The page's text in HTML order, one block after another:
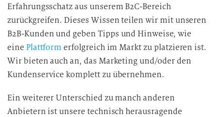
Erfahrungsschatz aus unserem B2C-Bereich
zurückgreifen. Dieses Wissen teilen wir mit unseren
B2B-Kunden und geben Tipps und Hinweise, wie
eine Plattform erfolgreich im Markt zu platzieren ist.
Wir bieten auch an, das Marketing und/oder den
Kundenservice komplett zu übernehmen.
Ein weiterer Unterschied zu manch anderen
Anbietern ist unsere technisch herausragende